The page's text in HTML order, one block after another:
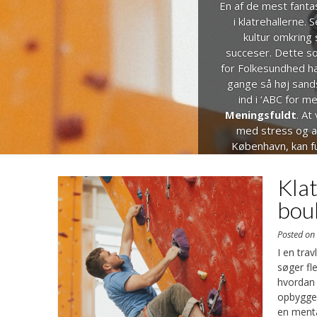
En af de mest
i klatrehallerne.
kultur omkring
succeser. Dette
for Folkesundhed
gange så høj
ind i ‘ABC for
Meningsfuldt. At
med stress og
København, kan
klatreklubbens
sociale
En klatrer,
1 2 3
Posted on
I en
søger
en